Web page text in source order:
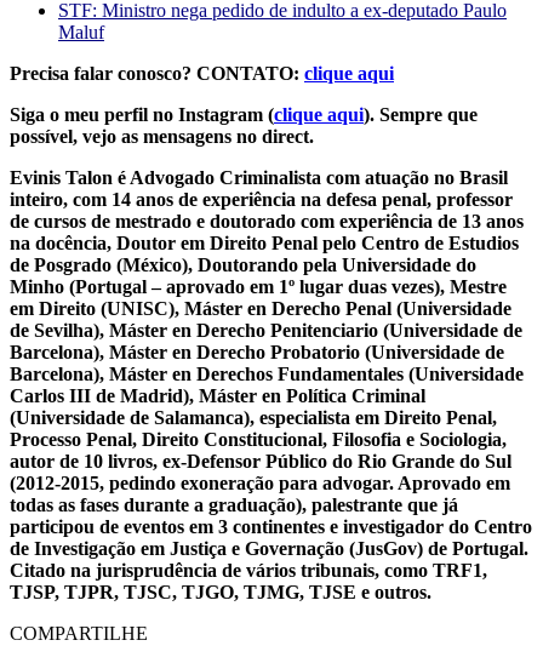
STF: Ministro nega pedido de indulto a ex-deputado Paulo
Maluf
Precisa falar conosco? CONTATO: clique aqui
Siga o meu perfil no Instagram (clique aqui). Sempre que
possível, vejo as mensagens no direct.
Evinis Talon é Advogado Criminalista com atuação no Brasil
inteiro, com 14 anos de experiência na defesa penal, professor
de cursos de mestrado e doutorado com experiência de 13 anos
na docência, Doutor em Direito Penal pelo Centro de Estudios
de Posgrado (México), Doutorando pela Universidade do
Minho (Portugal – aprovado em 1º lugar duas vezes), Mestre
em Direito (UNISC), Máster en Derecho Penal (Universidade
de Sevilha), Máster en Derecho Penitenciario (Universidade de
Barcelona), Máster en Derecho Probatorio (Universidade de
Barcelona), Máster en Derechos Fundamentales (Universidade
Carlos III de Madrid), Máster en Política Criminal
(Universidade de Salamanca), especialista em Direito Penal,
Processo Penal, Direito Constitucional, Filosofia e Sociologia,
autor de 10 livros, ex-Defensor Público do Rio Grande do Sul
(2012-2015, pedindo exoneração para advogar. Aprovado em
todas as fases durante a graduação), palestrante que já
participou de eventos em 3 continentes e investigador do Centro
de Investigação em Justiça e Governação (JusGov) de Portugal.
Citado na jurisprudência de vários tribunais, como TRF1,
TJSP, TJPR, TJSC, TJGO, TJMG, TJSE e outros.
COMPARTILHE